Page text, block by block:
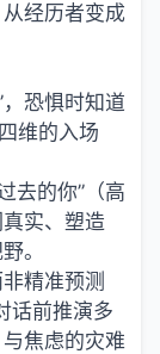
经历者变成
恐惧时知道
维的入场
去的你”（高
实、塑造
。
精准预测
前推演多
焦虑的灾难